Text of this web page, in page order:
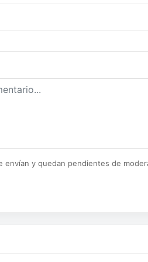
envían y quedan pendientes de